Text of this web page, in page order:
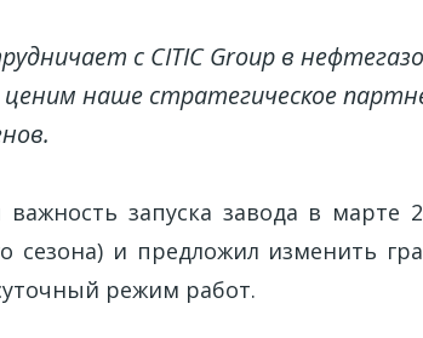
с CITIC Group в
наше стратегическое
запуска завода в марте
сезона) и предложил изменить
режим работ.